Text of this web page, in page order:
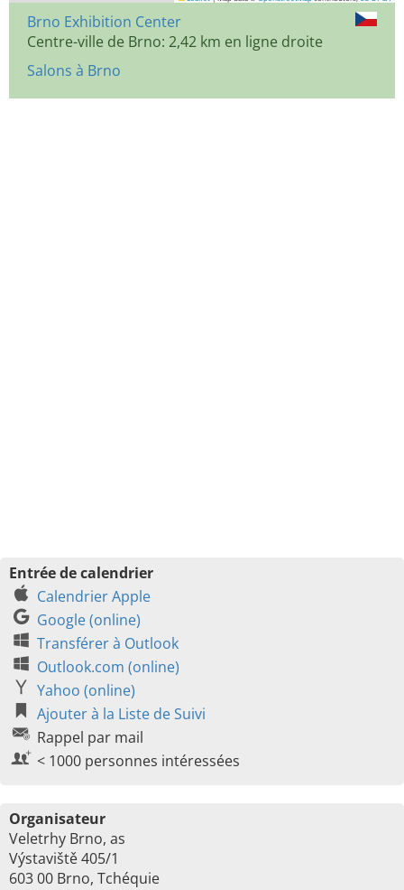
Brno Exhibition Center
Centre-ville de Brno: 2,42 km en ligne droite
Salons à Brno
Entrée de calendrier
Calendrier Apple
Google (online)
Transférer à Outlook
Outlook.com (online)
Yahoo (online)
Ajouter à la Liste de Suivi
Rappel par mail
< 1000 personnes intéressées
Organisateur
Veletrhy Brno, as
Výstaviště 405/1
603 00 Brno, Tchéquie